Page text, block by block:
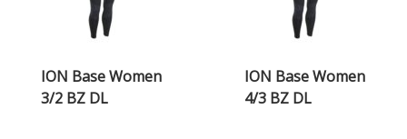
ION Base Women
3/2 BZ DL
ION Base Women
4/3 BZ DL